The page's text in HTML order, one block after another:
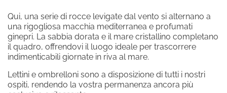
dati personali.
Acconsento al trattamento dei
dati come risultante dell' informativa
materiale promozionale.
Qui, una serie di rocce levigate dal vento si alternano a
una rigogliosa macchia mediterranea e profumati
ginepri. La sabbia dorata e il mare cristallino completano
il quadro, offrendovi il luogo ideale per trascorrere
indimenticabili giornate in riva al mare.
Lettini e ombrelloni sono a disposizione di tutti i nostri
ospiti, rendendo la vostra permanenza ancora più